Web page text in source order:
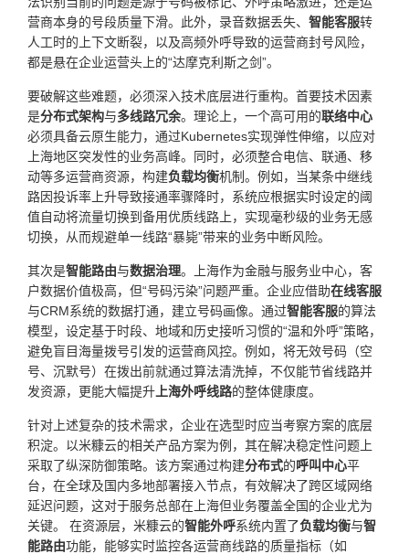
营商本身的号段质量下滑。此外，录音数据丢失、 智能客服转
人工时的上下文断裂，以及高频外呼导致的运营商封号风险，
都是悬在企业运营头上的“达摩克利斯之剑”。
要破解这些难题，必须深入技术底层进行重构。首要技术因素
是分布式架构与多线路冗余。理论上，一个高可用的联络中心
必须具备云原生能力，通过Kubernetes实现弹性伸缩，以应对
上海地区突发性的业务高峰。同时，必须整合电信、联通、移
动等多运营商资源，构建负载均衡机制。例如，当某条中继线
路因投诉率上升导致接通率骤降时，系统应根据实时设定的阈
值自动将流量切换到备用优质线路上，实现毫秒级的业务无感
切换，从而规避单一线路“暴毙”带来的业务中断风险。
其次是智能路由与数据治理。上海作为金融与服务业中心，客
户数据价值极高，但“号码污染”问题严重。企业应借助在线客服
与CRM系统的数据打通，建立号码画像。通过智能客服的算法
模型，设定基于时段、地域和历史接听习惯的“温和外呼”策略，
避免盲目海量拨号引发的运营商风控。例如，将无效号码（空
号、沉默号）在拨出前就通过算法清洗掉，不仅能节省线路并
发资源，更能大幅提升 上海外呼线路的整体健康度。
针对上述复杂的技术需求，企业在选型时应当考察方案的底层
积淀。以米糠云的相关产品方案为例，其在解决稳定性问题上
采取了纵深防御策略。该方案通过构建分布式的呼叫中心平
台，在全球及国内多地部署接入节点，有效解决了跨区域网络
延迟问题，这对于服务总部在上海但业务覆盖全国的企业尤为
关键。 在资源层，米糠云的智能外呼系统内置了负载均衡与智
能路由功能，能够实时监控各运营商线路的质量指标（如